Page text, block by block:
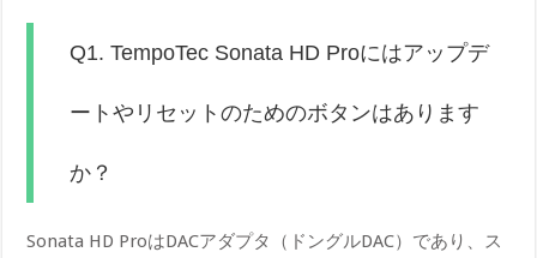
Q1. TempoTec Sonata HD Proにはアップデ
ートやリセットのためのボタンはあります
か？
Sonata HD ProはDACアダプタ（ドングルDAC）であり、ス